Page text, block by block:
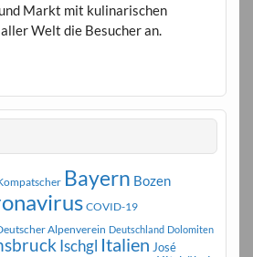
Markt mit kulinarischen
Welt die Besucher an.
Bayern Bozen
COVID-19
Alpenverein Deutschland Dolomiten
Ischgl Italien José